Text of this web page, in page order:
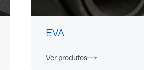
EVA
Ver produtos